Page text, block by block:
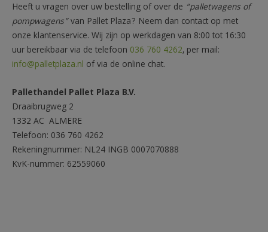
Heeft u vragen over uw bestelling of over de “palletwagens of
pompwagens”van Pallet Plaza? Neem dan contact op met
onze klantenservice. Wij zijn op werkdagen van 8:00 tot 16:30
uur bereikbaar via de telefoon 036 760 4262, per mail:
info@palletplaza.nl of via de online chat.
Pallethandel Pallet Plaza B.V.
Draaibrugweg 2
1332 AC ALMERE
Telefoon: 036 760 4262
Rekeningnummer: NL24 INGB 0007070888
KvK-nummer: 62559060